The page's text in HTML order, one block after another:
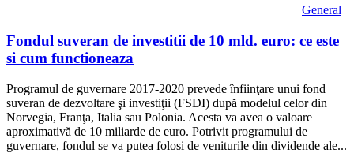
General
Fondul suveran de investitii de 10 mld. euro: ce este
si cum functioneaza
Programul de guvernare 2017-2020 prevede înfiinţare unui fond
suveran de dezvoltare şi investiţii (FSDI) după modelul celor din
Norvegia, Franţa, Italia sau Polonia. Acesta va avea o valoare
aproximativă de 10 miliarde de euro. Potrivit programului de
guvernare, fondul se va putea folosi de veniturile din dividende ale...